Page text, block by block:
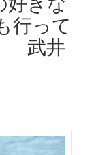
行って
武井